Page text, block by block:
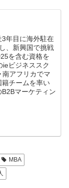
年目に海外駐在
、新興国で挑戦
を含む資格を
ieビジネススク
アフリカでマ
チームを率い
マーケティン
MBA